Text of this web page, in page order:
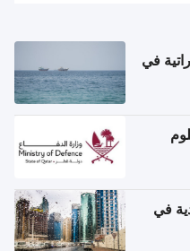
في
في